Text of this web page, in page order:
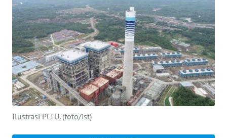
Ilustrasi PLTU. (foto/ist)
Informasi
INDEKS
BERITA
KONTAK
KAMI
INFO